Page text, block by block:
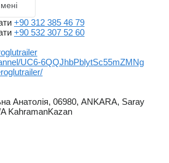
+90 312 385 46 79
+90 532 307 52 60
UC6-6QQJhbPblytSc55mZMNg
Анатолія, 06980, ANKARA, Saray
KahramanKazan